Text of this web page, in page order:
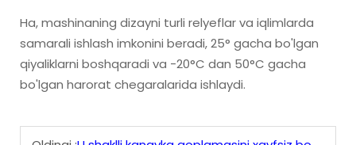
Ha, mashinaning dizayni turli relyeflar va iqlimlarda
samarali ishlash imkonini beradi, 25° gacha bo'lgan
qiyaliklarni boshqaradi va -20°C dan 50°C gacha
bo'lgan harorat chegaralarida ishlaydi.